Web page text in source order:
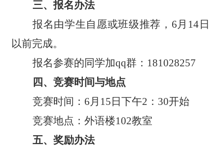
三、报名办法
报名由学生自愿或班级推荐，6月14日
以前完成。
报名参赛的同学加qq群：181028257
四、竞赛时间与地点
竞赛时间：6月15日下午2：30开始
竞赛地点：外语楼102教室
五、奖励办法